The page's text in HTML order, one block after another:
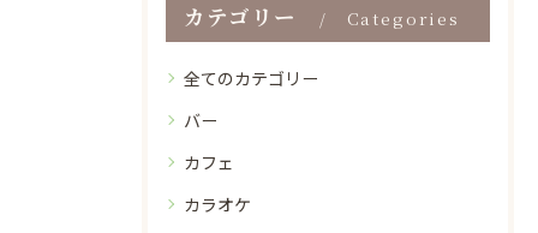
カテゴリー Categories
全てのカテゴリー
バー
カフェ
カラオケ